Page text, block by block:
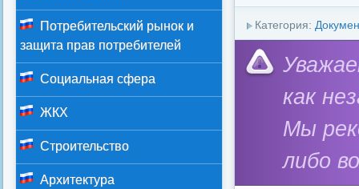
Категория:
как
Мы
либо
Потребительский рынок и
защита прав потребителей
Социальная сфера
ЖКХ
Строительство
Архитектура